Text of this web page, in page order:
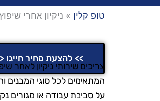
טופ קלין » ניקיון אחרי
ניקיון אחרי
>> להצעת מחיר חייגו
צריכים שירותי ניקיון לאחר
המתאימים לכל סוגי המבנים
על סביבת עבודה או מגורים